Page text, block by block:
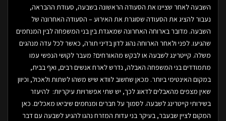
השבעה לאחר שציינו את הסעודה הראשונה בשבעה, סעודת ההבראה,
נעבור להציג את הסעודה שסוגרת את האירוע – הסעודה האחרונה של
השבעה. מדובר בארוחה האחרונה שמאגדת בין בני המשפחה לבין המנחמים
שהגיעו. לפני ולאחר הארוחה נהוג לדון בדיני תורה, כאשר לכל עדה מנהגים
משלה. קייטרינג לשבעה או לבקש מהאורחים? מעבר לקושי הנפשי עמו
מתמודדים בני המשפחה האבלה, נדרש לארח אנשים רבים, ואף בבית,
במקום האינטימי ביותר. מכאן שחשוב לוודא שיש משהו לשתות ולאכול, וכיוון
שאין מצפים מהאבלים לדאוג לכך, יש שתי אפשרויות עיקריות: להיעזר
בשירותי קייטרינג לשבעה. לסמוך על חברים ומנחמים שיביאו מאכלים. כאן
המקום לציין שבעבר, בעיקר בני עדות המזרח נהגו להגיע לשבעה עם דבר